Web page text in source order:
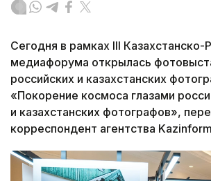
Сегодня в рамках III Казахстанско-
медиафорума открылась
российских и казахстанских
«Покорение космоса глазами
и казахстанских фотографов»,
корреспондент агентства